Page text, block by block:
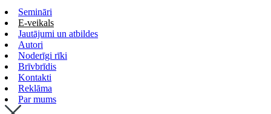
Semināri
E-veikals
Jautājumi un atbildes
Autori
Noderīgi rīki
Brīvbrīdis
Kontakti
Reklāma
Par mums